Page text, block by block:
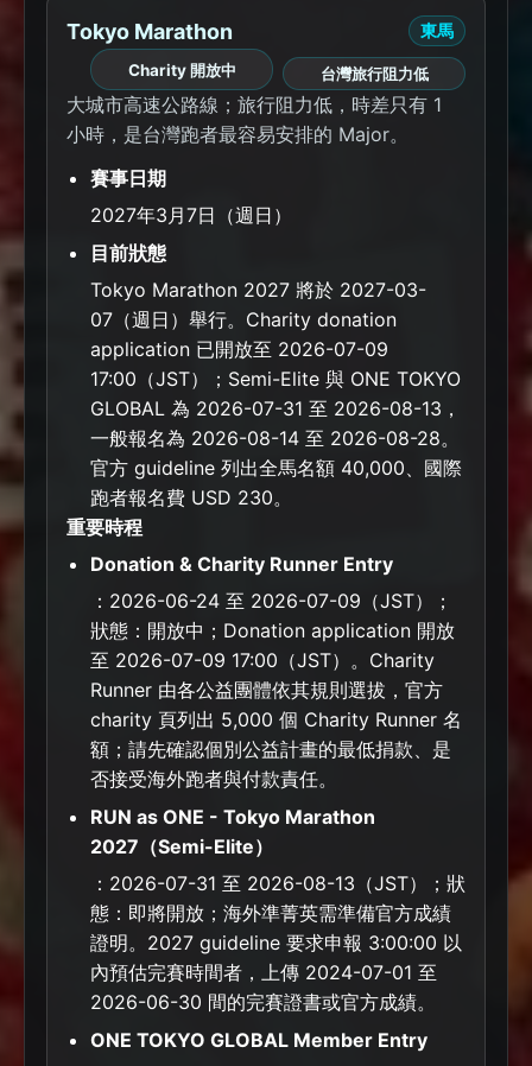
Tokyo Marathon 東馬
Charity 開放中 台灣旅行阻力低
大城市高速公路線；旅行阻力低，時差只有 1
小時，是台灣跑者最容易安排的 Major。
賽事日期
2027年3月7日（週日）
目前狀態
Tokyo Marathon 2027 將於 2027-03-
07（週日）舉行。Charity donation
application 已開放至 2026-07-09
17:00（JST）；Semi-Elite 與 ONE TOKYO
GLOBAL 為 2026-07-31 至 2026-08-13，
一般報名為 2026-08-14 至 2026-08-28。
官方 guideline 列出全馬名額 40,000、國際
跑者報名費 USD 230。
重要時程
Donation & Charity Runner Entry
：2026-06-24 至 2026-07-09（JST）；
狀態：開放中；Donation application 開放
至 2026-07-09 17:00（JST）。Charity
Runner 由各公益團體依其規則選拔，官方
charity 頁列出 5,000 個 Charity Runner 名
額；請先確認個別公益計畫的最低捐款、是
否接受海外跑者與付款責任。
RUN as ONE - Tokyo Marathon
2027（Semi-Elite）
：2026-07-31 至 2026-08-13（JST）；狀
態：即將開放；海外準菁英需準備官方成績
證明。2027 guideline 要求申報 3:00:00 以
內預估完賽時間者，上傳 2024-07-01 至
2026-06-30 間的完賽證書或官方成績。
ONE TOKYO GLOBAL Member Entry